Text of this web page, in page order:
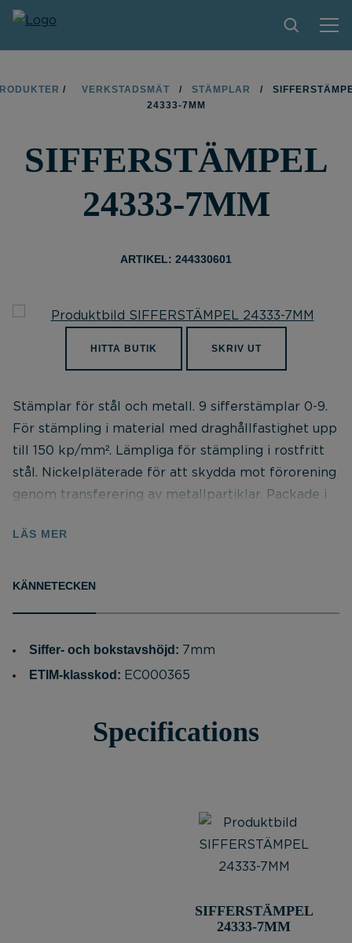
PRODUKTER
HITTA BUTIK
KONTAKT
OM LIMIT
/ VERKSTADSMÄT / STÄMPLAR /
24333-7MM
SIFFERSTÄMPEL
24333-7MM
ARTIKEL: 244330601
HITTA BUTIK SKRIV UT
Stämplar för stål och metall. 9 sifferstämplar 0-9.
För stämpling i material med draghållfastighet upp
till 150 kp/mm². Lämpliga för stämpling i rostfritt
stål. Nickelpläterade för att skydda mot förorening
genom transferering av metallpartiklar. Packade i
enligt DIN 1451. Härdade i gravyrsidan enligt 58-61
siktning. Varje stämpel märkt med: Symbol,
Lösa stämplar går att köpa mixat, dock minst 5 st /
order.
LÄS MER
KÄNNETECKEN
Siffer- och bokstavshöjd: 7mm
ETIM-klasskod: EC000365
Specifications
SIFFERSTÄMPEL
24333-7MM